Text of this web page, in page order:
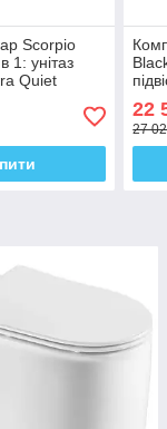
Scorpio
1: унітаз
Quiet
22
27